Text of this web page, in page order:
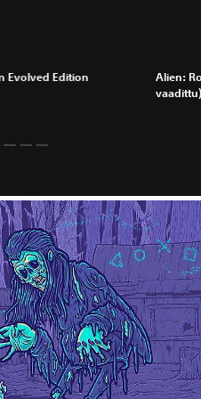
Evolved Edition
Alien: